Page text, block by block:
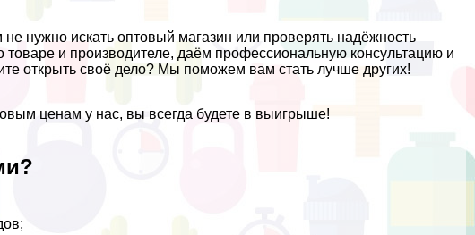
нужно искать оптовый магазин или проверять надёжность
и производителе, даём профессиональную консультацию и
открыть своё дело? Мы поможем вам стать лучше других!
ценам у нас, вы всегда будете в выигрыше!